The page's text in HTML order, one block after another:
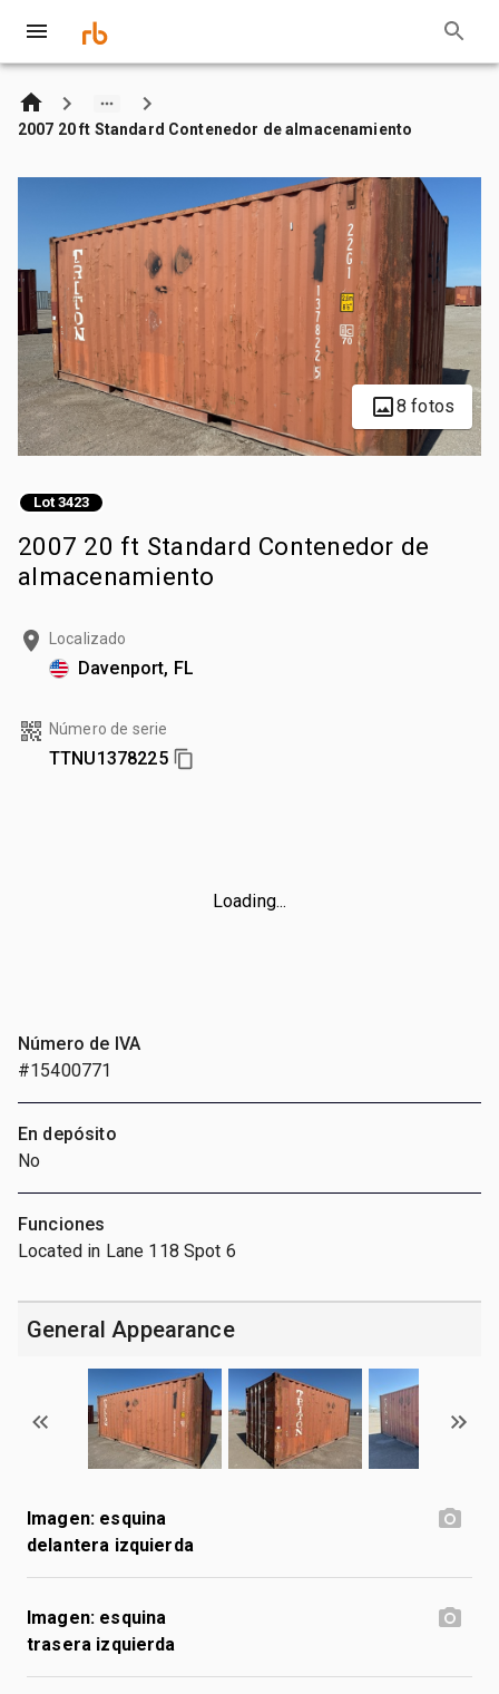
2007 20 ft Standard Contenedor de almacenamiento
8 fotos
Lot 3423
2007 20 ft Standard Contenedor de
almacenamiento
Localizado
Davenport, FL
Número de serie
TTNU1378225
Loading...
Número de IVA
#15400771
En depósito
No
Funciones
Located in Lane 118 Spot 6
General Appearance
Imagen: esquina
delantera izquierda
Imagen: esquina
trasera izquierda